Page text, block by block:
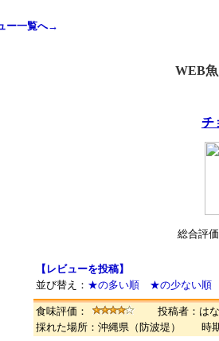
ー一覧へ→
WEB
チ
総合評
【レビューを投稿】
並び替え： ★の多い順 ★の少ない順
食味評価：
投稿者：は
採れた場所：沖縄県（防波堤） 時